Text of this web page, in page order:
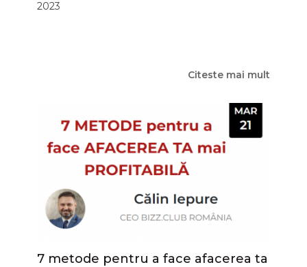
2023
Citeste mai mult
7 metode pentru a face afacerea ta